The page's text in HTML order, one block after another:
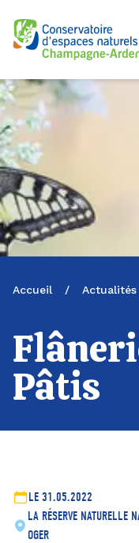
Logo du CENCA
Accueil / Actualités
Pâtis
LE 31.05.2022
LA RÉSERVE NATURELLE
OGER